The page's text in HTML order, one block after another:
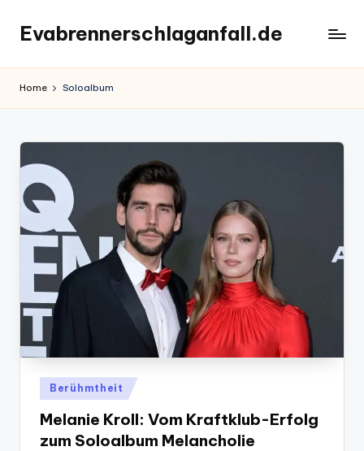
content
Evabrennerschlaganfall.de
Home Soloalbum
Posted
in
Berühmtheit
Melanie Kroll: Vom Kraftklub-Erfolg
zum Soloalbum Melancholie